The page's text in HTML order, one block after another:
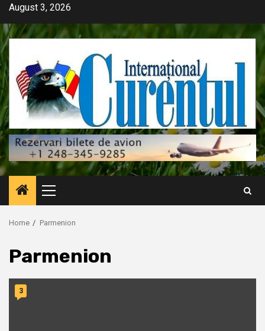
Skip
content
August 3, 2026
Primary
Menu
Home Parmenion
Parmenion
3